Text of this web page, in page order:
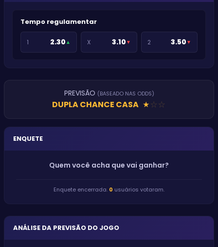
Tempo regulamentar
1 2.30 ▲ X 3.10 ▼ 2 3.50 ▼
PREVISÃO (BASEADO NAS ODDS)
DUPLA CHANCE CASA ★★★
ENQUETE
Quem você acha que vai ganhar?
Enquete encerrada. 0 usuários votaram.
ANÁLISE DA PREVISÃO DO JOGO